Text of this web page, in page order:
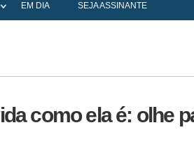
EM DIA SEJA ASSINANTE
como ela é: olhe